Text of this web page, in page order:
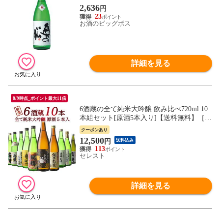
【福島県】
2,636円
23
お酒のビッグボス
詳細を見る
8/9時点_ポイント最大11倍
6酒蔵の全て純米大吟醸 飲み比べ720ml 10
本組セット[原酒5本入り]【送料無料】［常
温］ 日本酒 お酒 お祝い 贈答 還暦 誕生日
退職祝 退職祝い 退職 お礼 御礼 プレゼン
ト 女性 男性 ギフト 食べ物 60代 卒業祝い
異動【7営業日以内に出荷】［JS6］
クーポンあり
12,500円 送料込み
113
セレスト
詳細を見る